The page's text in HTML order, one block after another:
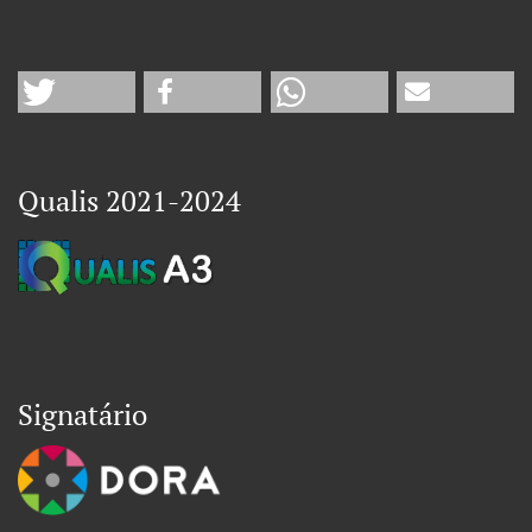
Qualis 2021-2024
Signatário